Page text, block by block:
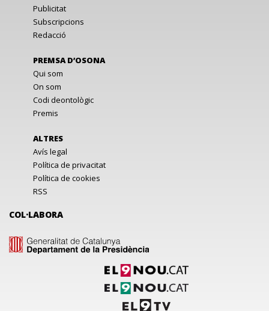
Publicitat
Subscripcions
Redacció
PREMSA D’OSONA
Qui som
On som
Codi deontològic
Premis
ALTRES
Avís legal
Política de privacitat
Política de cookies
RSS
COL·LABORA